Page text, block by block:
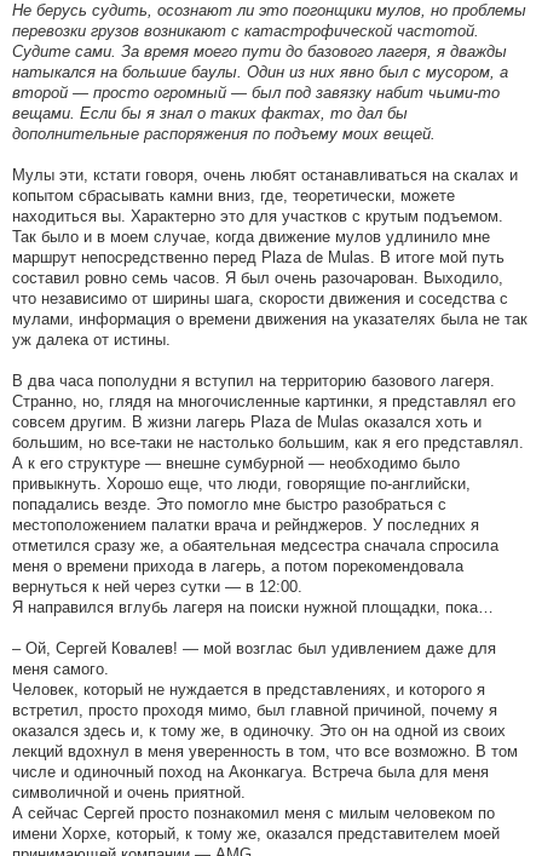
Не берусь судить, осознают ли это погонщики мулов, но проблемы
перевозки грузов возникают с катастрофической частотой.
Судите сами. За время моего пути до базового лагеря, я дважды
натыкался на большие баулы. Один из них явно был с мусором, а
второй — просто огромный — был под завязку набит чьими-то
вещами. Если бы я знал о таких фактах, то дал бы
дополнительные распоряжения по подъему моих вещей.
Мулы эти, кстати говоря, очень любят останавливаться на скалах и
копытом сбрасывать камни вниз, где, теоретически, можете
находиться вы. Характерно это для участков с крутым подъемом.
Так было и в моем случае, когда движение мулов удлинило мне
маршрут непосредственно перед Plaza de Mulas. В итоге мой путь
составил ровно семь часов. Я был очень разочарован. Выходило,
что независимо от ширины шага, скорости движения и соседства с
мулами, информация о времени движения на указателях была не так
уж далека от истины.
В два часа пополудни я вступил на территорию базового лагеря.
Странно, но, глядя на многочисленные картинки, я представлял его
совсем другим. В жизни лагерь Plaza de Mulas оказался хоть и
большим, но все-таки не настолько большим, как я его представлял.
А к его структуре — внешне сумбурной — необходимо было
привыкнуть. Хорошо еще, что люди, говорящие по-английски,
попадались везде. Это помогло мне быстро разобраться с
местоположением палатки врача и рейнджеров. У последних я
отметился сразу же, а обаятельная медсестра сначала спросила
меня о времени прихода в лагерь, а потом порекомендовала
вернуться к ней через сутки — в 12:00.
Я направился вглубь лагеря на поиски нужной площадки, пока…
– Ой, Сергей Ковалев! — мой возглас был удивлением даже для
меня самого.
Человек, который не нуждается в представлениях, и которого я
встретил, просто проходя мимо, был главной причиной, почему я
оказался здесь и, к тому же, в одиночку. Это он на одной из своих
лекций вдохнул в меня уверенность в том, что все возможно. В том
числе и одиночный поход на Аконкагуа. Встреча была для меня
символичной и очень приятной.
А сейчас Сергей просто познакомил меня с милым человеком по
имени Хорхе, который, к тому же, оказался представителем моей